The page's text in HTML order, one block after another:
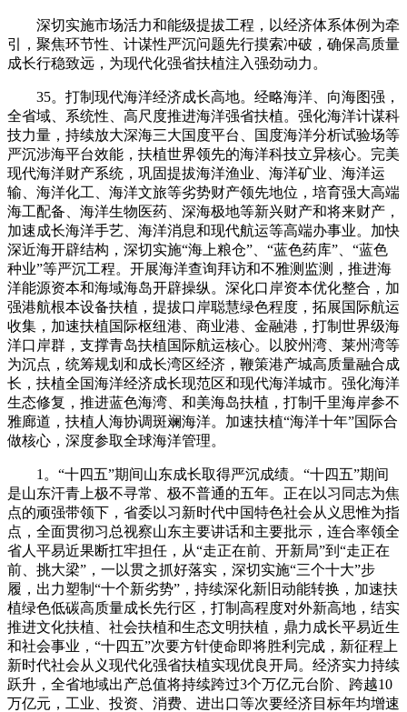
深切实施市场活力和能级提拔工程，以经济体系体例为牵
引，聚焦环节性、计谋性严沉问题先行摸索冲破，确保高质量
成长行稳致远，为现代化强省扶植注入强劲动力。
35。打制现代海洋经济成长高地。经略海洋、向海图强，
全省域、系统性、高尺度推进海洋强省扶植。强化海洋计谋科
技力量，持续放大深海三大国度平台、国度海洋分析试验场等
严沉涉海平台效能，扶植世界领先的海洋科技立异核心。完美
现代海洋财产系统，巩固提拔海洋渔业、海洋矿业、海洋运
输、海洋化工、海洋文旅等劣势财产领先地位，培育强大高端
海工配备、海洋生物医药、深海极地等新兴财产和将来财产，
加速成长海洋手艺、海洋消息和现代航运等高端办事业。加快
深近海开辟结构，深切实施“海上粮仓”、“蓝色药库”、“蓝色
种业”等严沉工程。开展海洋查询拜访和不雅测监测，推进海
洋能源资本和海域海岛开辟操纵。深化口岸资本优化整合，加
强港航根本设备扶植，提拔口岸聪慧绿色程度，拓展国际航运
收集，加速扶植国际枢纽港、商业港、金融港，打制世界级海
洋口岸群，支撑青岛扶植国际航运核心。以胶州湾、莱州湾等
为沉点，统筹规划和成长湾区经济，鞭策港产城高质量融合成
长，扶植全国海洋经济成长现范区和现代海洋城市。强化海洋
生态修复，推进蓝色海湾、和美海岛扶植，打制千里海岸参不
雅廊道，扶植人海协调斑斓海洋。加速扶植“海洋十年”国际合
做核心，深度参取全球海洋管理。
1。“十四五”期间山东成长取得严沉成绩。“十四五”期间
是山东汗青上极不寻常、极不普通的五年。正在以习同志为焦
点的顽强带领下，省委以习新时代中国特色社会从义思惟为指
点，全面贯彻习总视察山东主要讲话和主要批示，连合率领全
省人平易近果断扛牢担任，从“走正在前、开新局”到“走正在
前、挑大梁”，一以贯之抓好落实，深切实施“三个十大”步
履，出力塑制“十个新劣势”，持续深化新旧动能转换，加速扶
植绿色低碳高质量成长先行区，打制高程度对外新高地，结实
推进文化扶植、社会扶植和生态文明扶植，鼎力成长平易近生
和社会事业，“十四五”次要方针使命即将胜利完成，新征程上
新时代社会从义现代化强省扶植实现优良开局。经济实力持续
跃升，全省地域出产总值将持续跨过3个万亿元台阶、跨越10
万亿元，工业、投资、消费、进出口等次要经济目标年均增速